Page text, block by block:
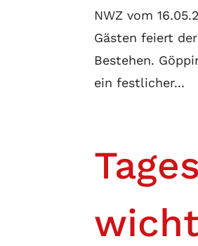
NWZ vom
Gästen feiert
Bestehen.
ein festlicher...